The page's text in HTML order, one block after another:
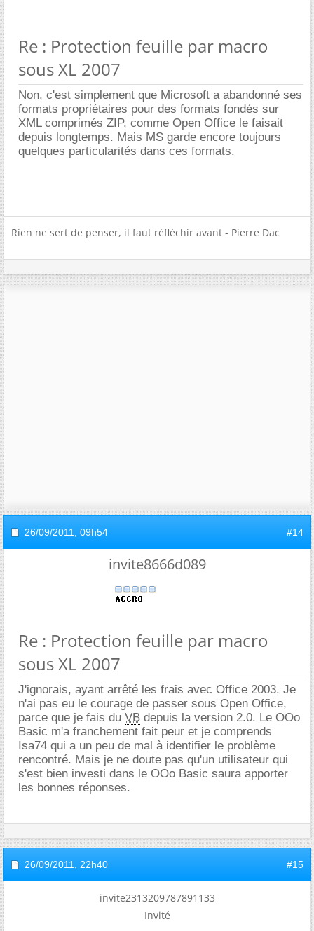
Re : Protection feuille par macro
sous XL 2007
Non, c'est simplement que Microsoft a abandonné ses
formats propriétaires pour des formats fondés sur
XML comprimés ZIP, comme Open Office le faisait
depuis longtemps. Mais MS garde encore toujours
quelques particularités dans ces formats.
Rien ne sert de penser, il faut réfléchir avant - Pierre Dac
26/09/2011, 09h54 #14
invite8666d089
Re : Protection feuille par macro
sous XL 2007
J'ignorais, ayant arrêté les frais avec Office 2003. Je
n'ai pas eu le courage de passer sous Open Office,
parce que je fais du VB depuis la version 2.0. Le OOo
Basic m'a franchement fait peur et je comprends
Isa74 qui a un peu de mal à identifier le problème
rencontré. Mais je ne doute pas qu'un utilisateur qui
s'est bien investi dans le OOo Basic saura apporter
les bonnes réponses.
26/09/2011, 22h40 #15
invite2313209787891133
Invité